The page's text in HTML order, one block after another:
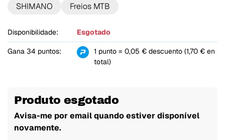
SHIMANO Freios MTB
Disponibilidade: Esgotado
Gana 34 puntos:
1 punto = 0,05 € descuento (1,70 € en
total)
Produto esgotado
Avisa-me por email quando estiver disponível
novamente.